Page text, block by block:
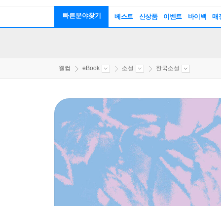
빠른분야찾기 베스트 신상품 이벤트 바이백 매
웰컴 eBook 소설 한국소설